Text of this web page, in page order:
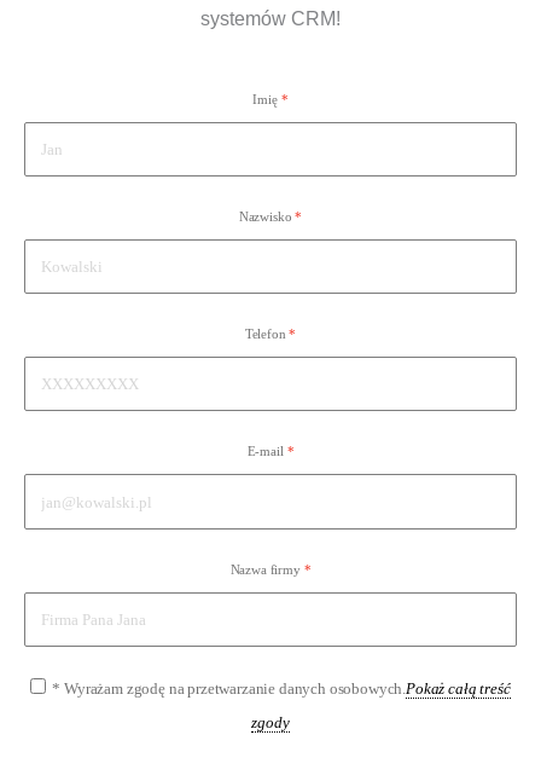
systemów CRM!
Imię
Nazwisko
Telefon
E-mail
Nazwa firmy
* Wyrażam zgodę na przetwarzanie danych osobowych. Pokaż całą treść
zgody